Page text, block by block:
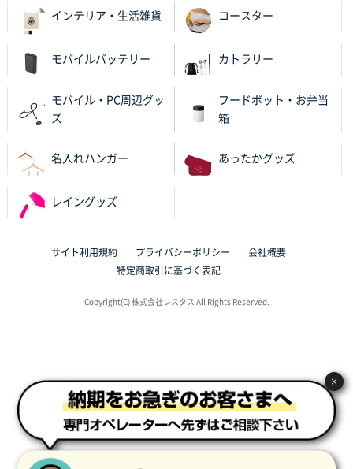
ワンポイントポリ袋 A4サイズ
1000枚
サイトが見やすい
ワンポイントポリ袋 A4サイズ
サイト構成が解りやすかったから
ブックメモ付箋
200枚
過去に製造をお願いしており、注文の流れがスムーズ
に進められるから
東京都S社様
インテリア・生活雑貨 コースター
モバイルバッテリー カトラリー
モバイル・PC周辺グッ
ズ
フードポット・お弁当
箱
名入れハンガー あったかグッズ
レイングッズ
サイト利用規約 プライバシーポリシー
会社概要
特定商取引に基づく表記
Copyright(C) 株式会社レスタス All Rights Reserved.
×